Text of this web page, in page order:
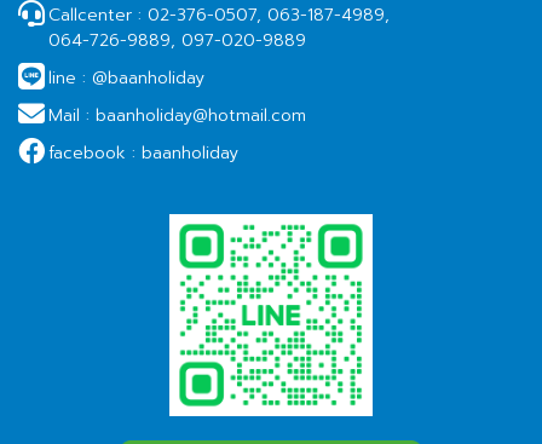
Callcenter : 02-376-0507, 063-187-4989,
064-726-9889, 097-020-9889
line : @baanholiday
Mail : baanholiday@hotmail.com
facebook : baanholiday